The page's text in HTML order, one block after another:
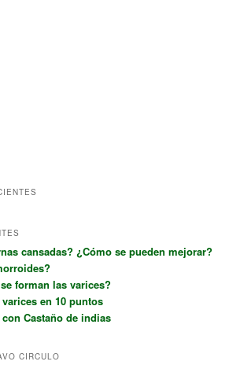
cansadas? ¿Cómo se pueden mejorar?
forman las varices?
en 10 puntos
Castaño de indias
CIRCULO